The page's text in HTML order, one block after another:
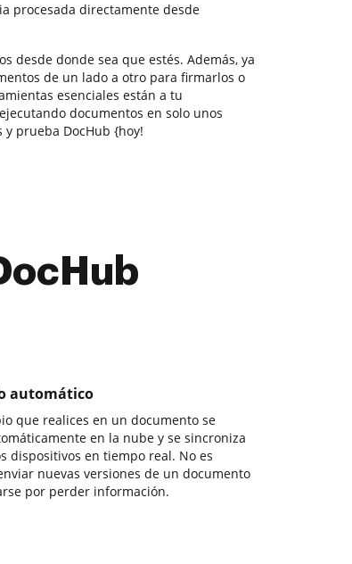
procesada directamente desde
desde donde sea que estés. Además, ya
de un lado a otro para firmarlos o
esenciales están a tu
documentos en solo unos
prueba DocHub {hoy!
automático
que realices en un documento se
en la nube y se sincroniza
dispositivos en tiempo real. No es
nuevas versiones de un documento
por perder información.